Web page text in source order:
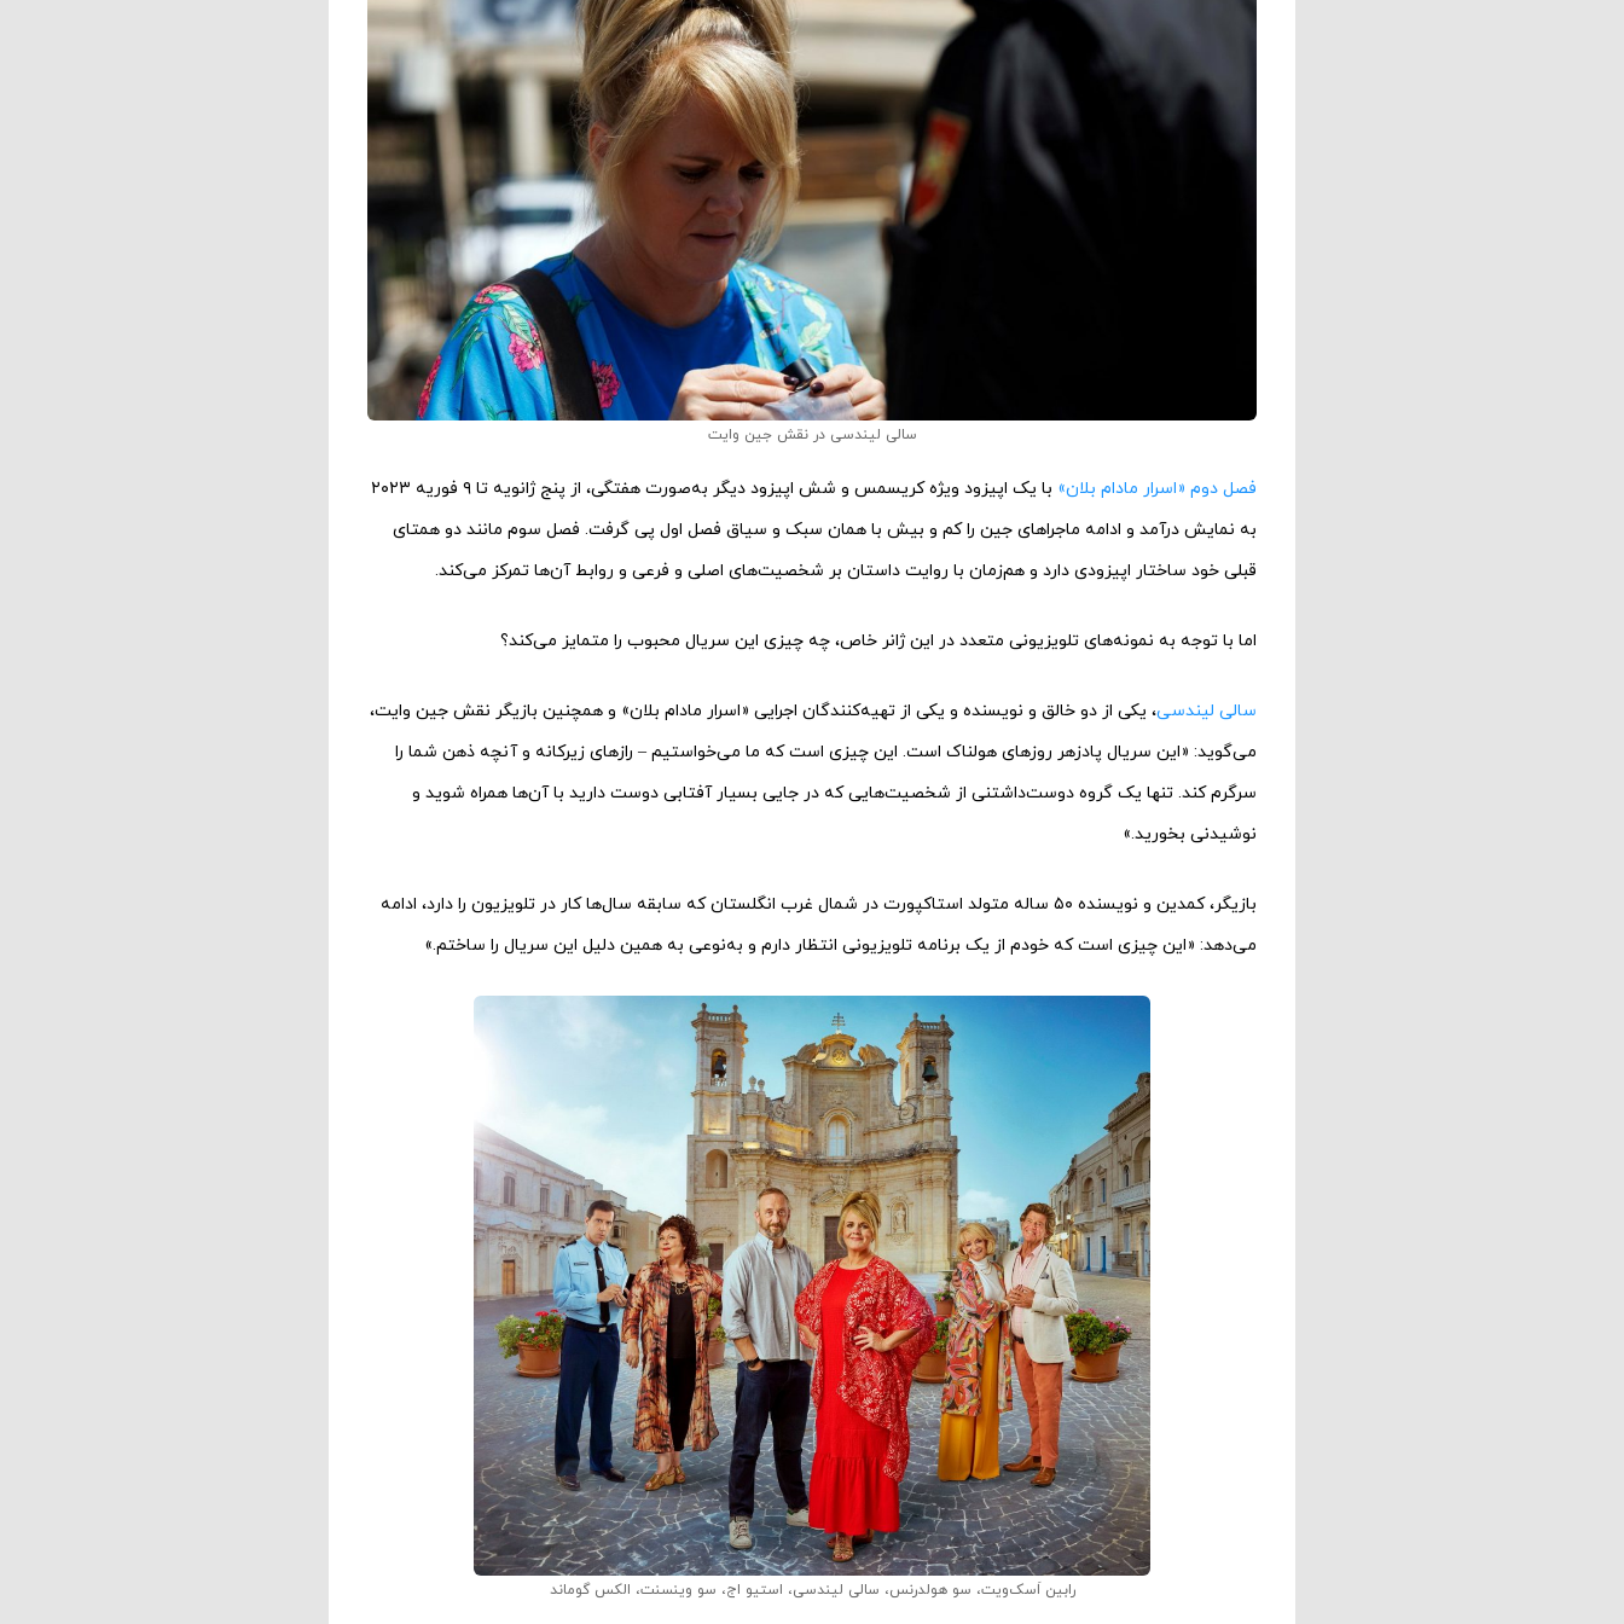
سالی لیندسی در نقش جین وایت
فصل دوم «اسرار مادام بلان»
با یک اپیزود ویژه کریسمس و شش اپیزود دیگر به‌صورت هفتگی، از پنج ژانویه تا ۹ فوریه ۲۰۲۳
به نمایش درآمد و ادامه ماجراهای جین را کم و بیش با همان سبک و سیاق فصل اول پی گرفت. فصل سوم مانند دو همتای
قبلی خود ساختار اپیزودی دارد و هم‌زمان با روایت داستان بر شخصیت‌های اصلی و فرعی و روابط آن‌ها تمرکز می‌کند.
اما با توجه به نمونه‌های تلویزیونی متعدد در این ژانر خاص، چه چیزی این سریال محبوب را متمایز می‌کند؟
سالی لیندسی، یکی از دو خالق و نویسنده و یکی از تهیه‌کنندگان اجرایی «اسرار مادام بلان» و همچنین بازیگر نقش جین وایت،
می‌گوید: «این سریال پادزهر روزهای هولناک است. این چیزی است که ما می‌خواستیم – رازهای زیرکانه و آنچه ذهن شما را
سرگرم کند. تنها یک گروه دوست‌داشتنی از شخصیت‌هایی که در جایی بسیار آفتابی دوست دارید با آن‌ها همراه شوید و
نوشیدنی بخورید.»
بازیگر، کمدین و نویسنده ۵۰ ساله متولد استاکپورت در شمال غرب انگلستان که سابقه سال‌ها کار در تلویزیون را دارد، ادامه
می‌دهد: «این چیزی است که خودم از یک برنامه تلویزیونی انتظار دارم و به‌نوعی به همین دلیل این سریال را ساختم.»
رابین اَسک‌ویت، سو هولدرنس، سالی لیندسی، استیو اج، سو وینسنت، الکس گوماند